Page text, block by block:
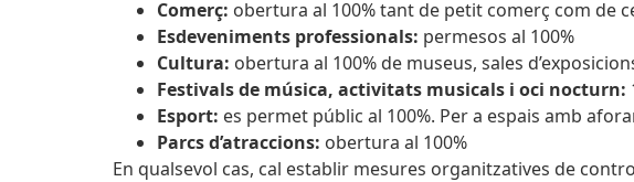
Comerç: obertura al 100% tant de petit comerç com de
Esdeveniments professionals: permesos al 100%
Cultura: obertura al 100% de museus, sales
Festivals de música, activitats musicals i oci nocturn:
Esport: es permet públic al 100%. Per a espais amb
Parcs d’atraccions: obertura al 100%
En qualsevol cas, cal establir mesures organitzatives de